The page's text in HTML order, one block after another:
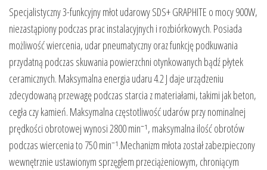
Specjalistyczny 3-funkcyjny młot udarowy SDS+ GRAPHITE o mocy 900W,
niezastąpiony podczas prac instalacyjnych i rozbiórkowych. Posiada
możliwość wiercenia, udar pneumatyczny oraz funkcję podkuwania
przydatną podczas skuwania powierzchni otynkowanych bądź płytek
ceramicznych. Maksymalna energia udaru 4.2 J daje urządzeniu
zdecydowaną przewagę podczas starcia z materiałami, takimi jak beton,
cegła czy kamień. Maksymalna częstotliwość udarów przy nominalnej
prędkości obrotowej wynosi 2800 min⁻¹, maksymalna ilość obrotów
podczas wiercenia to 750 min⁻¹.Mechanizm młota został zabezpieczony
wewnętrznie ustawionym sprzęgłem przeciążeniowym, chroniącym